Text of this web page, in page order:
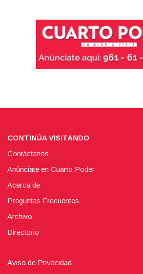
CONTINÚA VISITANDO
Contáctanos
Anúnciate en Cuarto Poder
Acerca de
Preguntas Frecuentes
Archivo
Directorio
Aviso de Privacidad